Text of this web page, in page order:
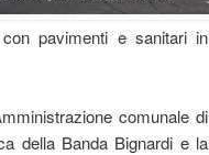
pavimenti e sanitari in
comunale di
della Banda Bignardi e la